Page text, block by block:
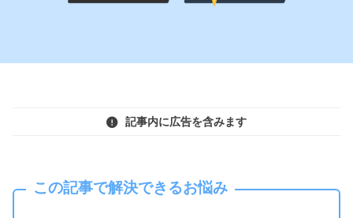
記事内に広告を含みます
この記事で解決できるお悩み